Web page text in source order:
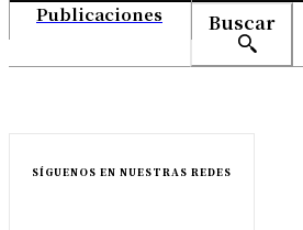
Publicaciones Buscar
SÍGUENOS EN NUESTRAS REDES